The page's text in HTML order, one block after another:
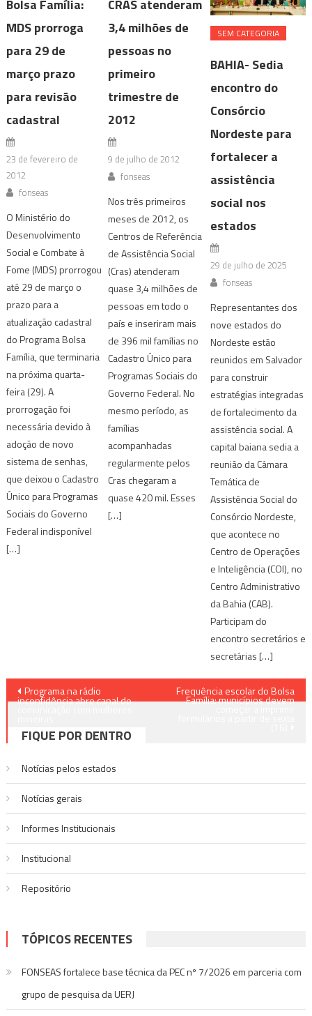
Bolsa Família:
MDS prorroga
para 29 de
março prazo
para revisão
cadastral
23 de fevereiro de
2012
fonseas
O Ministério do
Desenvolvimento
Social e Combate à
Fome (MDS) prorrogou
até 29 de março o
prazo para a
atualização cadastral
do Programa Bolsa
Família, que terminaria
na próxima quarta-
feira (29). A
prorrogação foi
necessária devido à
adoção de novo
sistema de senhas,
que deixou o Cadastro
Único para Programas
Sociais do Governo
Federal indisponível
[…]
CRAS atenderam
3,4 milhões de
pessoas no
primeiro
trimestre de
2012
9 de julho de 2012
fonseas
Nos três primeiros
meses de 2012, os
Centros de Referência
de Assistência Social
(Cras) atenderam
quase 3,4 milhões de
pessoas em todo o
país e inseriram mais
de 396 mil famílias no
Cadastro Único para
Programas Sociais do
Governo Federal. No
mesmo período, as
famílias
acompanhadas
regularmente pelos
Cras chegaram a
quase 420 mil. Esses
[…]
SEM CATEGORIA
BAHIA- Sedia
encontro do
Consórcio
Nordeste para
fortalecer a
assistência
social nos
estados
29 de julho de 2025
fonseas
Representantes dos
nove estados do
Nordeste estão
reunidos em Salvador
para construir
estratégias integradas
de fortalecimento da
assistência social. A
capital baiana sedia a
reunião da Câmara
Temática de
Assistência Social do
Consórcio Nordeste,
que acontece no
Centro de Operações
e Inteligência (COI), no
Centro Administrativo
da Bahia (CAB).
Participam do
encontro secretários e
secretárias […]
Navegação
Post
Programa na rádio
inconfidência abre canal de
Frequência escolar do Bolsa
Família: municípios devem
FIQUE POR DENTRO
Notícias pelos estados
Notí­cias gerais
Informes Institucionais
Institucional
Repositório
TÓPICOS RECENTES
FONSEAS fortalece base técnica da PEC nº 7/2026 em parceria com
grupo de pesquisa da UERJ